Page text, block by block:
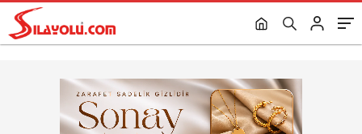
kazası meydana geldi